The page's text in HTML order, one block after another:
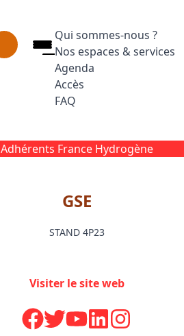
Qui sommes-nous ?
Nos espaces & services
Agenda
Accès
FAQ
Adhérents France Hydrogène
GSE
STAND 4P23
Visiter le site web